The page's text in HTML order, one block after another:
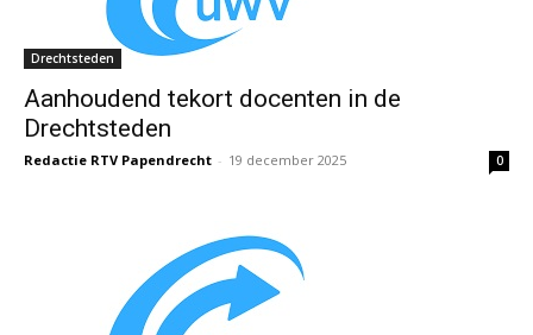
Drechtsteden
Aanhoudend tekort docenten in de
Drechtsteden
Redactie RTV Papendrecht - 19 december 2025 0